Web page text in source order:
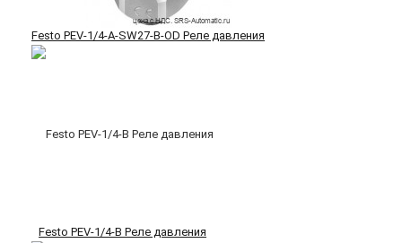
Festo PEV-1/4-A-SW27-B-OD Реле давления
Festo PEV-1/4-B Реле давления